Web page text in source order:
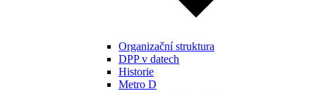
Organizační struktura
DPP v datech
Historie
Metro D